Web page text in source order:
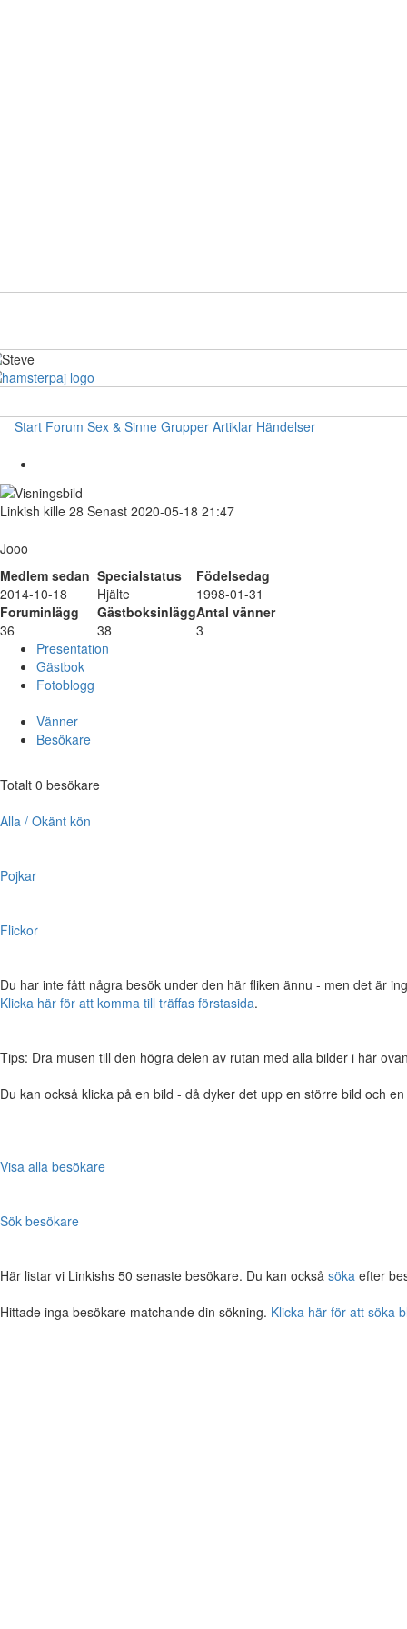
Start Forum Sex & Sinne Grupper Artiklar Händelser
Linkish kille 28 Senast 2020-05-18 21:47
Jooo
Medlem sedan Specialstatus
Födelsedag
2014-10-18
Hjälte
1998-01-31
Foruminlägg
GästboksinläggAntal vänner
36
38
3
Presentation
Gästbok
Fotoblogg
Vänner
Besökare
Totalt 0 besökare
Alla / Okänt kön
Pojkar
Flickor
Du har inte fått några besök under den här fliken ännu - men det är
Klicka här för att komma till träffas förstasida.
Tips: Dra musen till den högra delen av rutan med alla bilder i här
Du kan också klicka på en bild - då dyker det upp en större bild och
Visa alla besökare
Sök besökare
Här listar vi Linkishs 50 senaste besökare. Du kan också söka efter
Hittade inga besökare matchande din sökning. Klicka här för att söka